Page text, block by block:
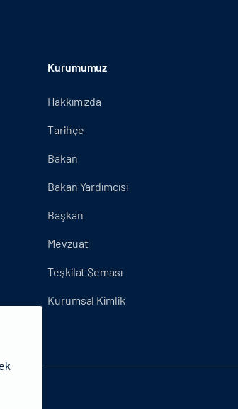
Kurumumuz
Hakkımızda
Tarihçe
Bakan
Bakan Yardımcısı
Başkan
Mevzuat
Teşkilat Şeması
Kurumsal Kimlik